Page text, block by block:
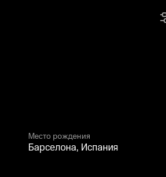
Место рождения
Барселона, Испания